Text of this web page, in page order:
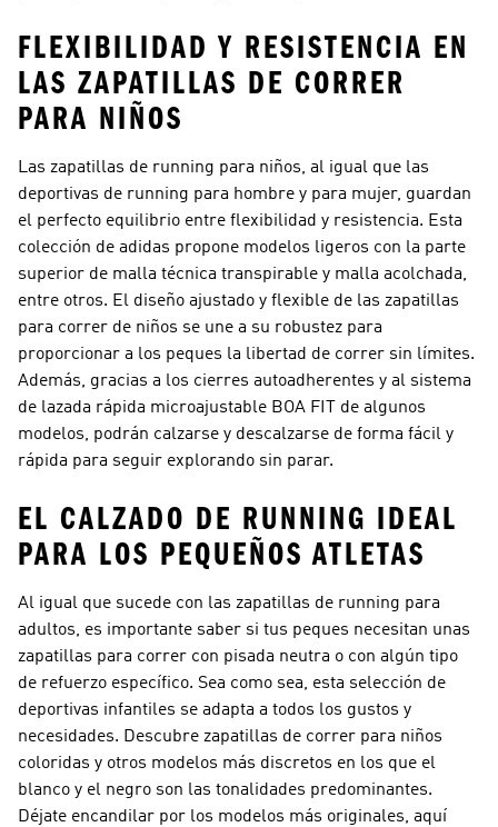
FLEXIBILIDAD Y RESISTENCIA EN
LAS ZAPATILLAS DE CORRER
PARA NIÑOS
Las zapatillas de running para niños, al igual que las
deportivas de running para hombre y para mujer, guardan
el perfecto equilibrio entre flexibilidad y resistencia. Esta
colección de adidas propone modelos ligeros con la parte
superior de malla técnica transpirable y malla acolchada,
entre otros. El diseño ajustado y flexible de las zapatillas
para correr de niños se une a su robustez para
proporcionar a los peques la libertad de correr sin límites.
Además, gracias a los cierres autoadherentes y al sistema
de lazada rápida microajustable BOA FIT de algunos
modelos, podrán calzarse y descalzarse de forma fácil y
rápida para seguir explorando sin parar.
EL CALZADO DE RUNNING IDEAL
PARA LOS PEQUEÑOS ATLETAS
Al igual que sucede con las zapatillas de running para
adultos, es importante saber si tus peques necesitan unas
zapatillas para correr con pisada neutra o con algún tipo
de refuerzo específico. Sea como sea, esta selección de
deportivas infantiles se adapta a todos los gustos y
necesidades. Descubre zapatillas de correr para niños
coloridas y otros modelos más discretos en los que el
blanco y el negro son las tonalidades predominantes.
Déjate encandilar por los modelos más originales, aquí